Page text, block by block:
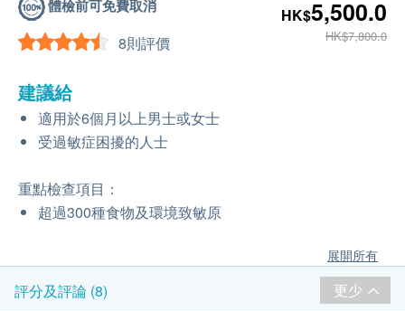
體檢前可免費取消
8則評價
HK$5,500.0
HK$7,800.0
建議給
適用於6個月以上男士或女士
受過敏症困擾的人士
重點檢查項目：
超過300種食物及環境致敏原
展開所有
評分及評論 (8) 更少